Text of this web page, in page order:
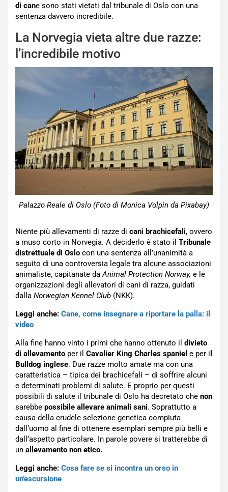
di cane sono stati vietati dal tribunale di Oslo con una
sentenza davvero incredibile.
La Norvegia vieta altre due razze:
l’incredibile motivo
Palazzo Reale di Oslo (Foto di Monica Volpin da Pixabay)
Niente più allevamenti di razze di cani brachicefali, ovvero
a muso corto in Norvegia. A deciderlo è stato il Tribunale
distrettuale di Oslo con una sentenza all’unanimità a
seguito di una controversia legale tra alcune associazioni
animaliste, capitanate daAnimal Protection Norway, e le
organizzazioni degli allevatori di cani di razza, guidati
dalla Norwegian Kennel Club (NKK).
Leggi anche: Cane, come insegnare a riportare la palla: il
video
Alla fine hanno vinto i primi che hanno ottenuto il divieto
di allevamento per il Cavalier King Charles spaniel e per i
Bulldog inglese. Due razze molto amate ma con una
caratteristica – tipica dei brachicefali – di soffrire alcuni
e determinati problemi di salute. E proprio per questi
possibili di salute il tribunale di Oslo ha decretato che non
sarebbe possibile allevare animali sani. Soprattutto a
causa della crudele selezione genetica compiuta
dall’uomo al fine di ottenere esemplari sempre più belli e
dall’aspetto particolare. In parole povere si tratterebbe di
un allevamento non etico.
Leggi anche: Cosa fare se si incontra un orso in
un’escursione